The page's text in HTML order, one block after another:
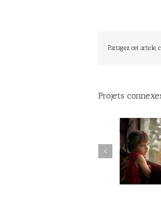
Partagez cet article,
Projets